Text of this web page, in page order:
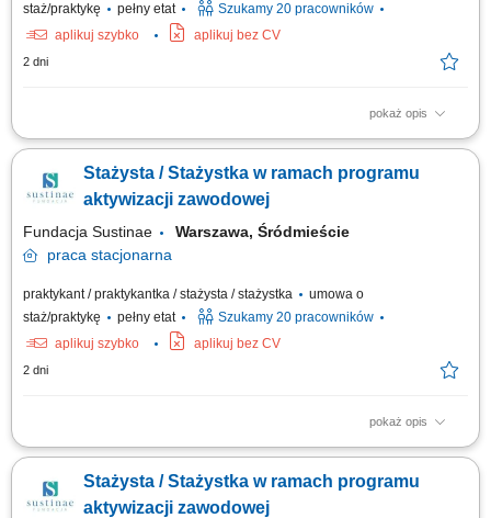
staż/praktykę
pełny etat
Szukamy 20 pracowników
aplikuj szybko
aplikuj bez CV
2 dni
pokaż opis
Projekt „RozPracuj się ! Kompleksowy program aktywizacji zawodowej
Państwowego Funduszu Rehabilitacji Osób Niepełnosprawnych. Celem
uczestnictwa w programie jest zwiększenie szansy na rynku pracy i
Stażysta / Stażystka w ramach programu
aktywizacji zawodowej
Fundacja Sustinae
Warszawa, Śródmieście
praca stacjonarna
praktykant / praktykantka / stażysta / stażystka
umowa o
staż/praktykę
pełny etat
Szukamy 20 pracowników
aplikuj szybko
aplikuj bez CV
2 dni
pokaż opis
Projekt „RozPracuj się ! Kompleksowy program aktywizacji zawodowej
Państwowego Funduszu Rehabilitacji Osób Niepełnosprawnych. Celem
uczestnictwa w programie jest zwiększenie szansy na rynku pracy i
Stażysta / Stażystka w ramach programu
aktywizacji zawodowej